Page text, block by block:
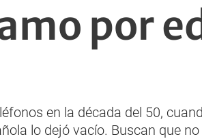
por
en la década del 50,
lo dejó vacío. Buscan que no